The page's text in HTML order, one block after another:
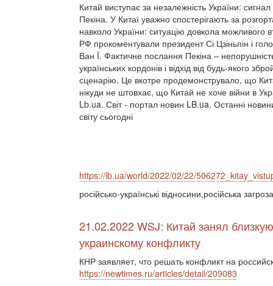
Китай виступає за незалежність України: сигнал
Пекіна. У Китаї уважно спостерігають за
навколо України: ситуацію довкола можливого
РФ прокоментували президент Сі Цзіньпін і
Ван Ї. Фактичне послання Пекіна –
українських кордонів і відхід від будь-якого
сценарію. Це вкотре продемонструвало, що
нікуди не штовхає, що Китай не хоче війни в
Lb.ua. Світ - портал новин LB.ua. Останні
світу сьогодні
https://lb.ua/world/2022/02/22/
російсько-українські відносини,російська
21.02.2022 WSJ: Китай занял
украинскому конфликту
КНР заявляет, что решать конфликт на
https://newtimes.ru/articles/detail/209083